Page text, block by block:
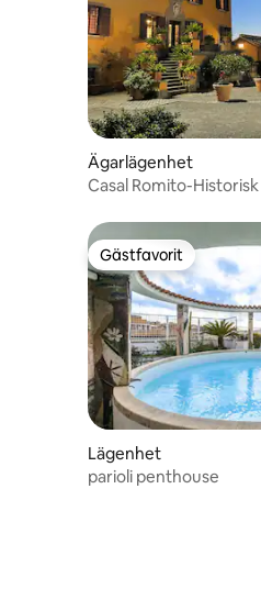
Ägarlägenhet
Casal Romito-
Gästfavorit
Gästfavorit
Lägenhet
parioli penthouse